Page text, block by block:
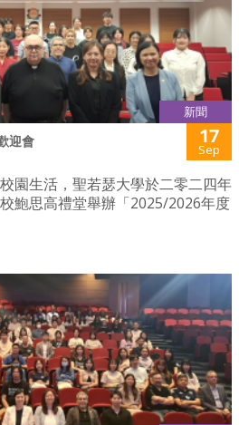
新聞
迎會 17
Sep
園生活，聖若瑟大學於二零二四年
鮑思高禮堂舉辦「2025/2026年度